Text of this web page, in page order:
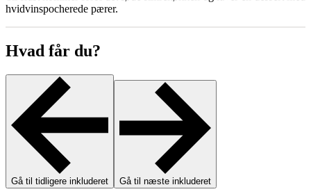
hvidvinspocherede pærer.
Hvad får du?
Gå til tidligere inkluderet Gå til næste inkluderet